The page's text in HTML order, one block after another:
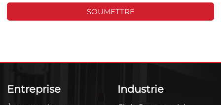
SOUMETTRE
Entreprise Industrie